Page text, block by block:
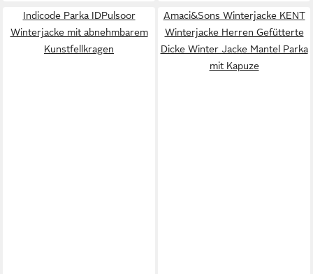
Indicode Parka IDPulsoor
Winterjacke mit abnehmbarem
Kunstfellkragen
Amaci&Sons Winterjacke KENT
Winterjacke Herren Gefütterte
Dicke Winter Jacke Mantel Parka
mit Kapuze